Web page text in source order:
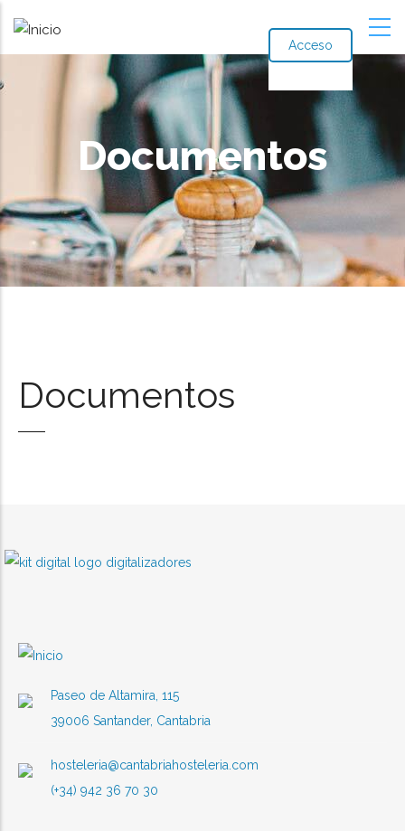
Acceso
Documentos
Ruta
de
navegación
Documentos
Paseo de Altamira, 115
39006 Santander, Cantabria
hosteleria@cantabriahosteleria.com
(+34) 942 36 70 30